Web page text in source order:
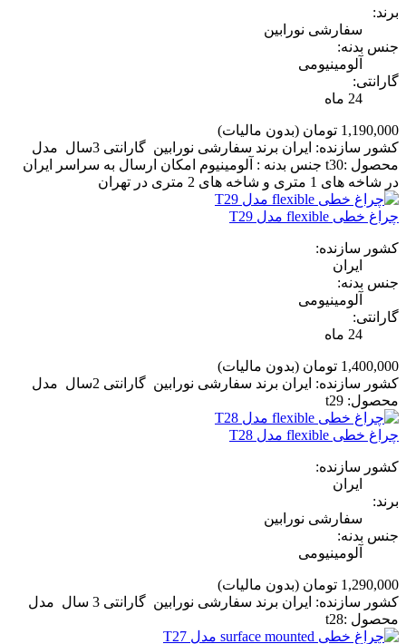
برند:
سفارشی نورابین
جنس بدنه:
آلومینیومی
گارانتی:
24 ماه
1,190,000 تومان
(بدون مالیات)
کشور سازنده: ایران برند سفارشی نورابین گارانتی 3سال مدل
محصول :t30 جنس بدنه : آلومینیوم امکان ارسال به سراسر ایران
در شاخه های 1 متری و شاخه های 2 متری در تهران
چراغ خطی flexible مدل T29
کشور سازنده:
ایران
جنس بدنه:
آلومینیومی
گارانتی:
24 ماه
1,400,000 تومان
(بدون مالیات)
کشور سازنده: ایران برند سفارشی نورابین گارانتی 2سال مدل
محصول: t29
چراغ خطی flexible مدل T28
کشور سازنده:
ایران
برند:
سفارشی نورابین
جنس بدنه:
آلومینیومی
1,290,000 تومان
(بدون مالیات)
کشور سازنده: ایران برند سفارشی نورابین گارانتی 3 سال مدل
محصول :t28